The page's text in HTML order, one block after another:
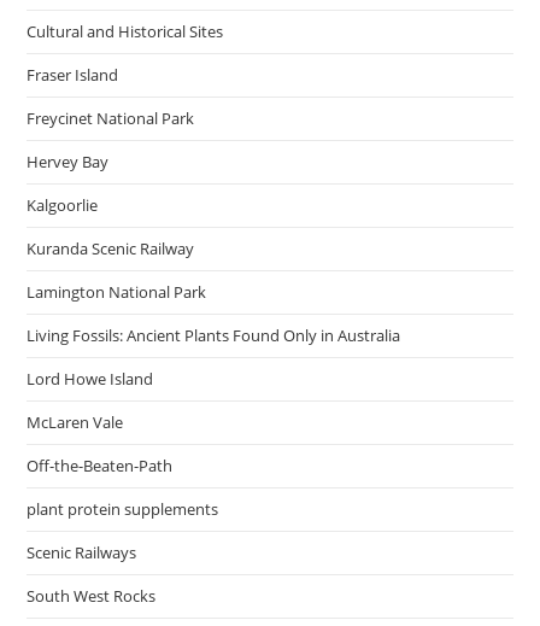
Cultural and Historical Sites
Fraser Island
Freycinet National Park
Hervey Bay
Kalgoorlie
Kuranda Scenic Railway
Lamington National Park
Living Fossils: Ancient Plants Found Only in Australia
Lord Howe Island
McLaren Vale
Off-the-Beaten-Path
plant protein supplements
Scenic Railways
South West Rocks